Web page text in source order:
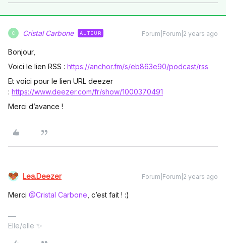
C Cristal Carbone AUTEUR Forum|Forum|2 years ago
Bonjour,
Voici le lien RSS : https://anchor.fm/s/eb863e90/podcast/rss
Et voici pour le lien URL deezer
: https://www.deezer.com/fr/show/1000370491
Merci d’avance !
Lea.Deezer Forum|Forum|2 years ago
Merci @Cristal Carbone , c’est fait ! :)
Elle/elle ✨